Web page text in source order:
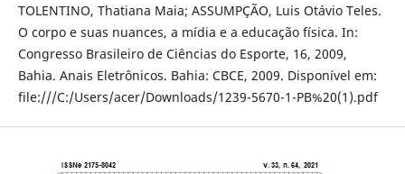
TOLENTINO, Thatiana Maia; ASSUMPÇÃO, Luis Otávio Teles.
O corpo e suas nuances, a mídia e a educação física. In:
Congresso Brasileiro de Ciências do Esporte, 16, 2009,
Bahia. Anais Eletrônicos. Bahia: CBCE, 2009. Disponível em:
file:///C:/Users/acer/Downloads/1239-5670-1-PB%20(1).pdf